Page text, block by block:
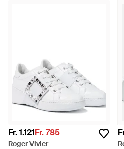
Fr. 1.121Fr. 785
Roger Vivier